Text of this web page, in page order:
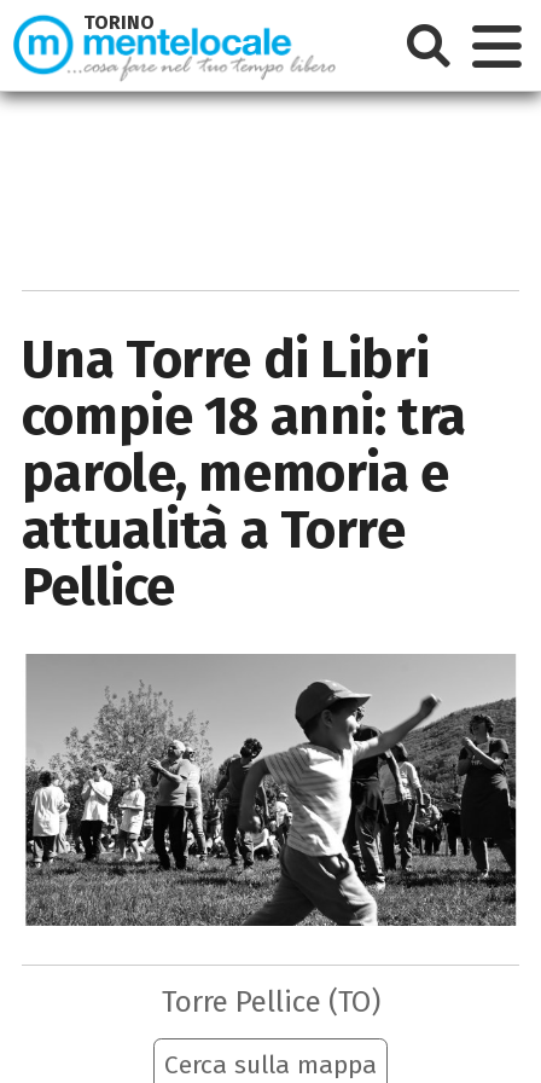
Una Torre di Libri
compie 18 anni: tra
parole, memoria e
attualità a Torre
Pellice
Torre Pellice (TO)
Cerca sulla mappa
TORINO